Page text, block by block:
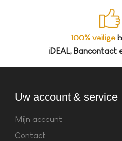
100% veilige
iDEAL, Bancontact
Uw account & service
Mijn account
Contact